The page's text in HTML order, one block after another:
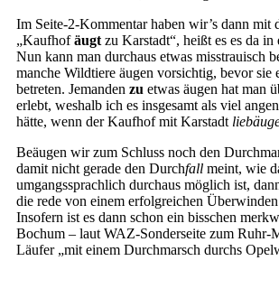
Im Seite-2-Kommentar haben wir’s dann mit
„Kaufhofäugt zu Karstadt“, heißt es es da in
Nun kann man durchaus etwas misstrauisch
manche Wildtiere äugen vorsichtig, bevor sie
betreten. Jemanden zu etwas äugen hat man
erlebt, weshalb ich es insgesamt als viel
hätte, wenn der Kaufhof mit Karstadt
Beäugen wir zum Schluss noch den
damit nicht gerade den Durchfall meint, wie
umgangssprachlich durchaus möglich ist,
die rede von einem erfolgreichen
Insofern ist es dann schon ein bisschen
Bochum – laut WAZ-Sonderseite zum Ruhr-
Läufer „mit einem Durchmarsch durchs